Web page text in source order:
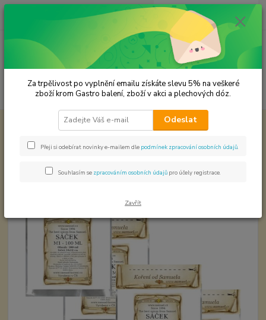
Menu
Hledat
ks
za 0,00 Kč
Koření od Samuela podle způsobu použití Babiččino kuře
Babiččino kuře
Za trpělivost po vyplnění emailu získáte slevu 5% na veškeré
zboží krom Gastro balení, zboží v akci a plechových dóz.
Odeslat
Přeji si odebírat novinky e-mailem dle podmínek zpracování osobních údajů
Souhlasím se zpracováním osobních údajů pro účely registrace.
Zavřít